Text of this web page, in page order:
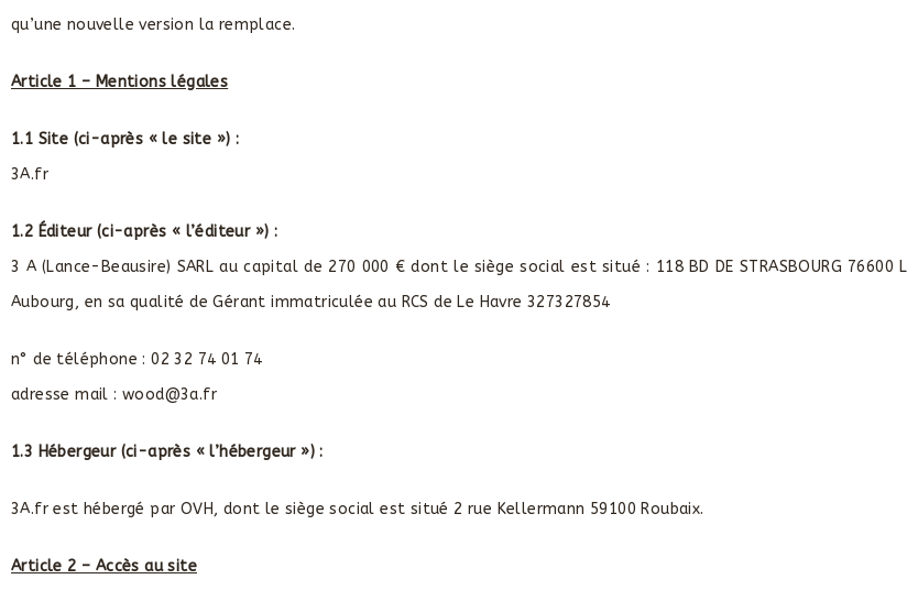
qu’une nouvelle version la remplace.
Article 1 – Mentions légales
1.1 Site (ci-après « le site ») :
3A.fr
1.2 Éditeur (ci-après « l’éditeur ») :
3 A (Lance-Beausire) SARL au capital de 270 000 € dont le siège social est situé : 118 BD DE STRASBOURG 76600
Aubourg, en sa qualité de Gérant immatriculée au RCS de Le Havre 327327854
n° de téléphone : 02 32 74 01 74
adresse mail : wood@3a.fr
1.3 Hébergeur (ci-après « l’hébergeur ») :
3A.fr est hébergé par OVH, dont le siège social est situé 2 rue Kellermann 59100 Roubaix.
Article 2 – Accès au site